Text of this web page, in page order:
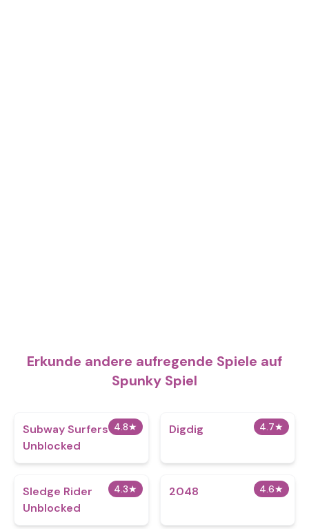
Erkunde andere aufregende Spiele auf
Spunky Spiel
4.8★
Subway Surfers
Unblocked
4.7★
Digdig
4.3★
Sledge Rider
Unblocked
4.6★
2048